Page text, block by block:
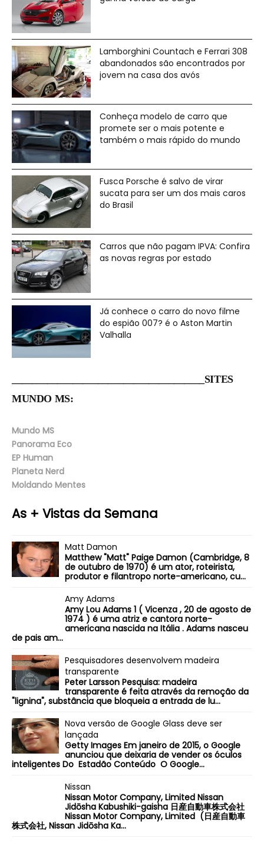
Lamborghini Countach e Ferrari 308
abandonados são encontrados por
jovem na casa dos avós
Conheça modelo de carro que
promete ser o mais potente e
também o mais rápido do mundo
Fusca Porsche é salvo de virar
sucata para ser um dos mais caros
do Brasil
Carros que não pagam IPVA: Confira
as novas regras por estado
Já conhece o carro do novo filme
do espião 007? é o Aston Martin
Valhalla
______________________________________SITES
MUNDO MS:
Mundo MS
Panorama Eco
EP Human
Planeta Nerd
Moldando Mentes
As + Vistas da Semana
Matt Damon
Matthew "Matt" Paige Damon (Cambridge, 8
de outubro de 1970) é um ator, roteirista,
produtor e filantropo norte-americano, cu...
Amy Adams
Amy Lou Adams 1 ( Vicenza , 20 de agosto de
1974 ) é uma atriz e cantora norte-
americana nascida na Itália . Adams nasceu
de pais am...
Pesquisadores desenvolvem madeira
transparente
Peter Larsson Pesquisa: madeira
transparente é feita através da remoção da
"lignina", substância que bloqueia a entrada de lu...
Nova versão de Google Glass deve ser
lançada
Getty Images Em janeiro de 2015, o Google
anunciou que deixaria de vender os óculos
inteligentes Do Estadão Conteúdo O Google...
Nissan
Nissan Motor Company, Limited Nissan
Jidōsha Kabushiki-gaisha 日産自動車株式会社
Nissan Motor Company, Limited (日産自動車
株式会社, Nissan Jidōsha Ka...